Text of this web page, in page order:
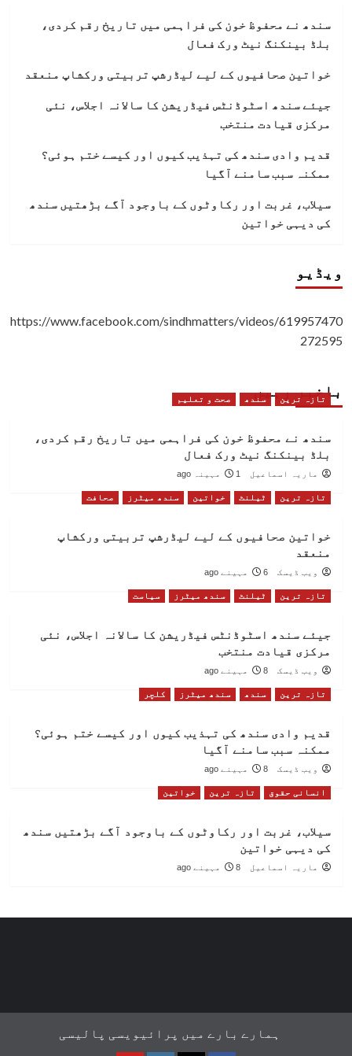
سندھ نے محفوظ خون کی فراہمی میں تاریخ رقم کردی،
بلڈ بینکنگ نیٹ ورک فعال
خواتین صحافیوں کے لیے لیڈرشپ تربیتی ورکشاپ منعقد
جیئے سندھ اسٹوڈنٹس فیڈریشن کا سالانہ اجلاس، نئی
مرکزی قیادت منتخب
قدیم وادی سندھ کی تہذیب کیوں اور کیسے ختم ہوئی؟
ممکنہ سبب سامنے آگیا
سیلاب، غربت اور رکاوٹوں کے باوجود آگے بڑھتیں سندھ
کی دیہی خواتین
ویڈیو
https://www.facebook.com/sindhmatters/videos/619957470
272595
باخبر رہیں
تازہ ترین سندھ صحت و تعلیم
سندھ نے محفوظ خون کی فراہمی میں تاریخ رقم کردی،
بلڈ بینکنگ نیٹ ورک فعال
ماریہ اسماعیل 1 مہینہ ago
تازہ ترین ٹیلنٹ خواتین سندھ میٹرز صحافت
خواتین صحافیوں کے لیے لیڈرشپ تربیتی ورکشاپ
منعقد
ویب ڈیسک 6 مہینے ago
تازہ ترین ٹیلنٹ سندھ میٹرز سیاست
جیئے سندھ اسٹوڈنٹس فیڈریشن کا سالانہ اجلاس، نئی
مرکزی قیادت منتخب
ویب ڈیسک 8 مہینے ago
تازہ ترین سندھ سندھ میٹرز کلچر
قدیم وادی سندھ کی تہذیب کیوں اور کیسے ختم ہوئی؟
ممکنہ سبب سامنے آگیا
ویب ڈیسک 8 مہینے ago
انسانی حقوق تازہ ترین خواتین
سیلاب، غربت اور رکاوٹوں کے باوجود آگے بڑھتیں سندھ
کی دیہی خواتین
ماریہ اسماعیل 8 مہینے ago
ہمارے بارے میں پرائیویسی پالیسی